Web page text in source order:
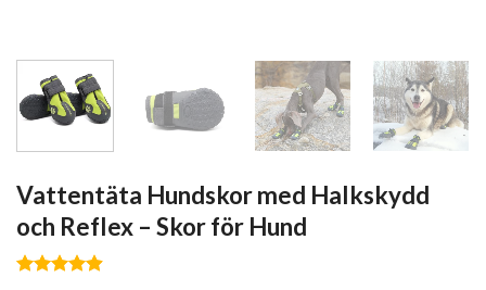
Vattentäta Hundskor med Halkskydd
och Reflex – Skor för Hund